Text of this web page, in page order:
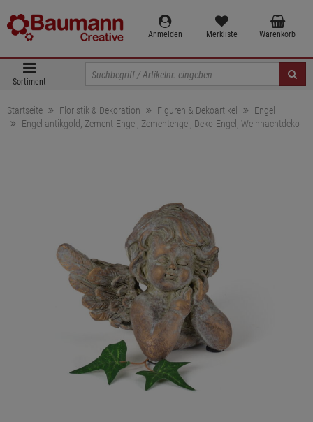
Anmelden Merkliste Warenkorb
Sortiment
Startseite Floristik & Dekoration Figuren & Dekoartikel
Engel
Engel antikgold, Zement-Engel, Zementengel, Deko-Engel, Weihnachtdeko